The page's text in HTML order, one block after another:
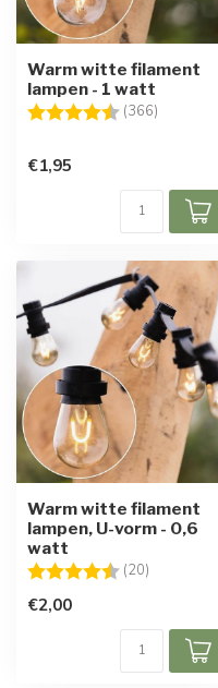
Warm witte filament
lampen - 1 watt
Beoordeling: (366) 4.6 uit
€1,95
Warm witte filament
lampen, U-vorm - 0,6
watt
Beoordeling: (20)
€2,00